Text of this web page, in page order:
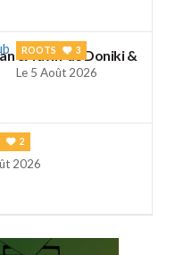
& Yawn' de Doniki &
ROOTS 3
Le 5 Août 2026
2
2026